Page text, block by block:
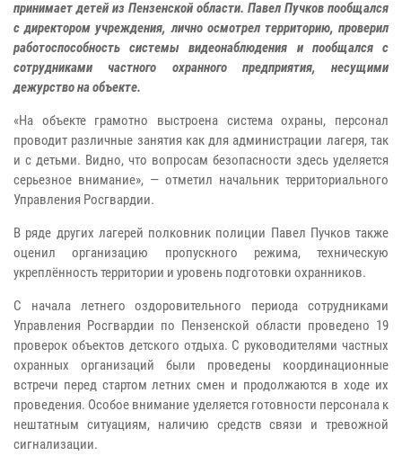
принимает детей из Пензенской области. Павел Пучков пообщался
с директором учреждения, лично осмотрел территорию, проверил
работоспособность системы видеонаблюдения и пообщался с
сотрудниками частного охранного предприятия, несущими
дежурство на объекте.
«На объекте грамотно выстроена система охраны, персонал
проводит различные занятия как для администрации лагеря, так
и с детьми. Видно, что вопросам безопасности здесь уделяется
серьезное внимание», — отметил начальник территориального
Управления Росгвардии.
В ряде других лагерей полковник полиции Павел Пучков также
оценил организацию пропускного режима, техническую
укреплённость территории и уровень подготовки охранников.
С начала летнего оздоровительного периода сотрудниками
Управления Росгвардии по Пензенской области проведено 19
проверок объектов детского отдыха. С руководителями частных
охранных организаций были проведены координационные
встречи перед стартом летних смен и продолжаются в ходе их
проведения. Особое внимание уделяется готовности персонала к
нештатным ситуациям, наличию средств связи и тревожной
сигнализации.